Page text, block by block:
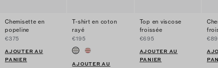
Chemisette en
popeline
€375
AJOUTER AU
PANIER
T-shirt en coton
rayé
€195
AJOUTER AU
Top en viscose
froissée
€695
AJOUTER AU
PANIER